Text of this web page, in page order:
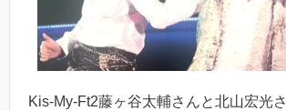
Kis-My-Ft2藤ヶ谷太輔さんと北山宏光